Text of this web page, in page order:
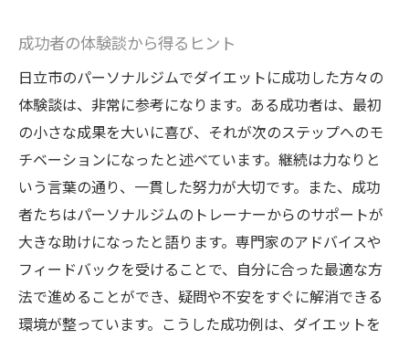
成功者の体験談から得るヒント
日立市のパーソナルジムでダイエットに成功した方々の
体験談は、非常に参考になります。ある成功者は、最初
の小さな成果を大いに喜び、それが次のステップへのモ
チベーションになったと述べています。継続は力なりと
いう言葉の通り、一貫した努力が大切です。また、成功
者たちはパーソナルジムのトレーナーからのサポートが
大きな助けになったと語ります。専門家のアドバイスや
フィードバックを受けることで、自分に合った最適な方
法で進めることができ、疑問や不安をすぐに解消できる
環境が整っています。こうした成功例は、ダイエットを